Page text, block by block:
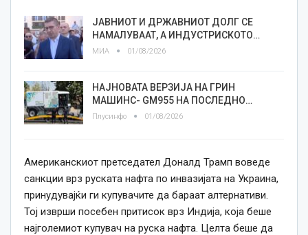
ЈАВНИОТ И ДРЖАВНИОТ ДОЛГ СЕ
НАМАЛУВААТ, А ИНДУСТРИСКОТО…
МИА 01/08/2026
НАЈНОВАТА ВЕРЗИЈА НА ГРИН
МАШИНС- GM955 НА ПОСЛЕДНО…
Плусинфо 01/08/2026
Американскиот претседател Доналд Трамп воведе
санкции врз руската нафта по инвазијата на Украина,
принудувајќи ги купувачите да бараат алтернативи.
Тој изврши посебен притисок врз Индија, која беше
најголемиот купувач на руска нафта. Целта беше да